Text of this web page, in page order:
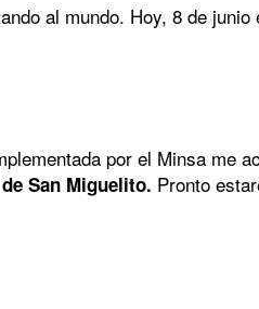
al mundo. Hoy, 8 de
por el Minsa me
San Miguelito. Pronto